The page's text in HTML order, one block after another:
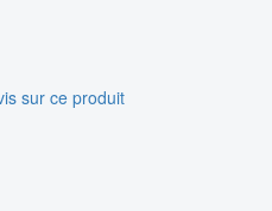
sur ce produit